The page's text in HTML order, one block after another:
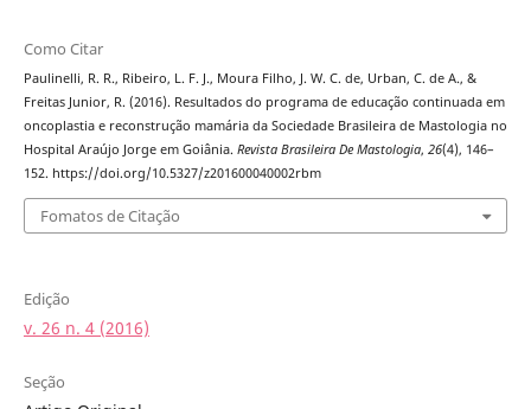
Como Citar
Paulinelli, R. R., Ribeiro, L. F. J., Moura Filho, J. W. C. de, Urban, C. de A., &
Freitas Junior, R. (2016). Resultados do programa de educação continuada em
oncoplastia e reconstrução mamária da Sociedade Brasileira de Mastologia no
Hospital Araújo Jorge em Goiânia. Revista Brasileira De Mastologia, 26(4), 146–
152. https://doi.org/10.5327/z201600040002rbm
Fomatos de Citação
Edição
v. 26 n. 4 (2016)
Seção